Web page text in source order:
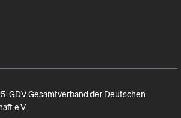
GDV Gesamtverband der Deutschen
e.V.